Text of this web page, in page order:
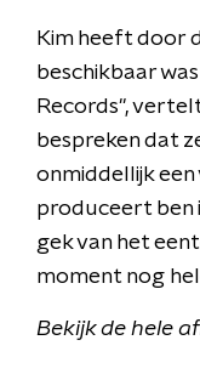
Kim heeft door
beschikbaar
Records",
bespreken dat
onmiddellijk
produceert ben
gek van het
moment nog
Bekijk de hele